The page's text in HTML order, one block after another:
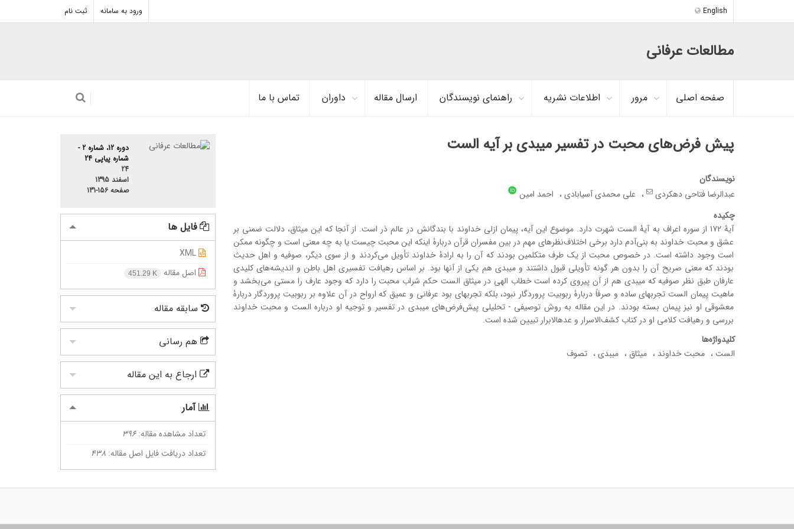
ورود به سامانه ثبت نام English
مطالعات عرفانی
صفحه اصلی مرور اطلاعات نشریه راهنمای نویسندگان ارسال مقاله داوران تماس با ما
پیش فرض‌های محبت در تفسیر میبدی بر آیه الست
نویسندگان
عبدالرضا فتاحی دهکردی
علی محمدی آسیابادی
احمد امین
چکیده
آیۀ 172 از سوره اعراف به آیۀ الست شهرت دارد. موضوع این آیه، پیمان ازلی خداوند با بندگانش در عالم ذر است. از آن­جا که این میثاق، دلالت ضمنی بر
عشق و محبت خداوند به بنی‌آدم دارد برخی اختلاف‌نظرهای مهم در بین مفسران قرآن دربارۀ اینکه این محبت چیست یا به چه معنی است و چگونه ممکن
است وجود داشته ‌است. در خصوص محبت از یک طرف متکلمین بودند که آن را به ارادۀ خداوند تأویل می‌کردند و از سوی دیگر، صوفیه و اهل حدیث
بودند که معنی صریح آن را بدون هر گونه تأویلی قبول داشتند و میبدی هم یکی از آن­ها بود. بر اساس رهیافت تفسیری اهل باطن و اندیشه‌های کلیدی
عارفان طبق نظر صوفیه که میبدی هم از آن پیروی کرده است خطاب الهی در میثاق الست حکم شراب محبت را دارد که وجود عارف را مستی می‌بخشد و
ماهیت پیمان الست تجربه­ای ساده و صرفاً دربارۀ ربوبیت پروردگار نبود، بلکه تجربه­ای بود عرفانی و عمیق که ارواح در آن علاوه بر ربوبیت پروردگار دربارۀ
معشوقی او نیز پیمان بسته بودند. در این مقاله به روش توصیفی - تحلیلی پیش‌فرض‌های میبدی در تفسیر و توجیه او درباره الست و محبت خداوند
بررسی و رهیافت کلامی او در کتاب کشف‌الاسرار و عدهالابرار تبیین شده است.
کلیدواژه‌ها
الست
محبت خداوند میثاق میبدی تصوف
دوره 12، شماره 2 -
شماره پیاپی 24
24
اسفند 1395
صفحه 131-156
فایل ها
XML
اصل مقاله
451.29 K
سابقه مقاله
هم رسانی
ارجاع به این مقاله
آمار
تعداد مشاهده مقاله:396
تعداد دریافت فایل اصل مقاله:438